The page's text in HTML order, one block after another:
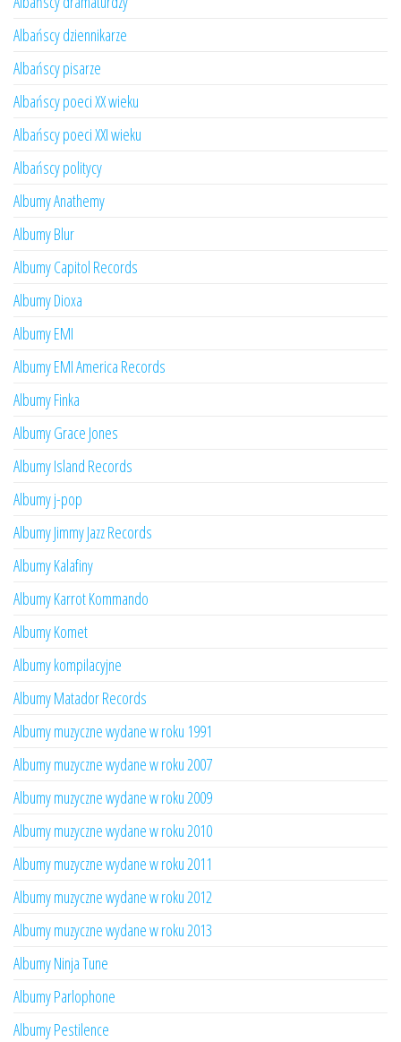
Albańscy dziennikarze
Albańscy pisarze
Albańscy poeci XX wieku
Albańscy poeci XXI wieku
Albańscy politycy
Albumy Anathemy
Albumy Blur
Albumy Capitol Records
Albumy Dioxa
Albumy EMI
Albumy EMI America Records
Albumy Finka
Albumy Grace Jones
Albumy Island Records
Albumy j-pop
Albumy Jimmy Jazz Records
Albumy Kalafiny
Albumy Karrot Kommando
Albumy Komet
Albumy kompilacyjne
Albumy Matador Records
Albumy muzyczne wydane w roku 1991
Albumy muzyczne wydane w roku 2007
Albumy muzyczne wydane w roku 2009
Albumy muzyczne wydane w roku 2010
Albumy muzyczne wydane w roku 2011
Albumy muzyczne wydane w roku 2012
Albumy muzyczne wydane w roku 2013
Albumy Ninja Tune
Albumy Parlophone
Albumy Pestilence